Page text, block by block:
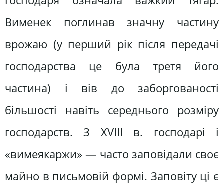
Вименек поглинав значну частину
врожаю (у перший рік після передачі
господарства це була третя його
частина) і вів до заборгованості
більшості навіть середнього розміру
господарств. З XVIII в. господарі і
«вимеякаржи» — часто заповідали своє
майно в письмовій формі. Заповіту ці є